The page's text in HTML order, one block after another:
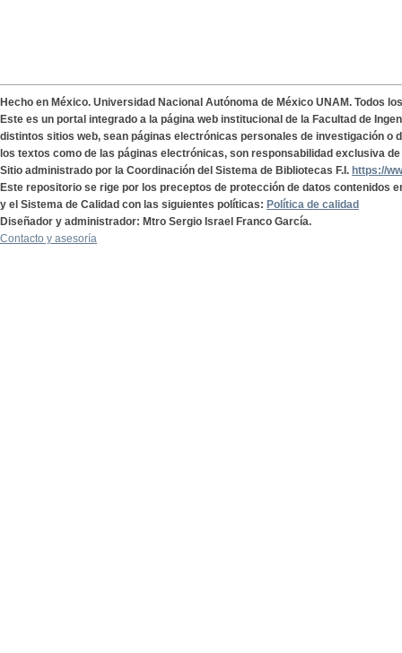
Hecho en México. Universidad Nacional Autónoma de México UNAM. Todos
Este es un portal integrado a la página web institucional de la Facultad de
distintos sitios web, sean páginas electrónicas personales de investigación o
los textos como de las páginas electrónicas, son responsabilidad exclusiva
Sitio administrado por la Coordinación del Sistema de Bibliotecas F.I. https://
Este repositorio se rige por los preceptos de protección de datos contenidos
y el Sistema de Calidad con las siguientes políticas: Política de calidad
Diseñador y administrador: Mtro Sergio Israel Franco García.
Contacto y asesoría